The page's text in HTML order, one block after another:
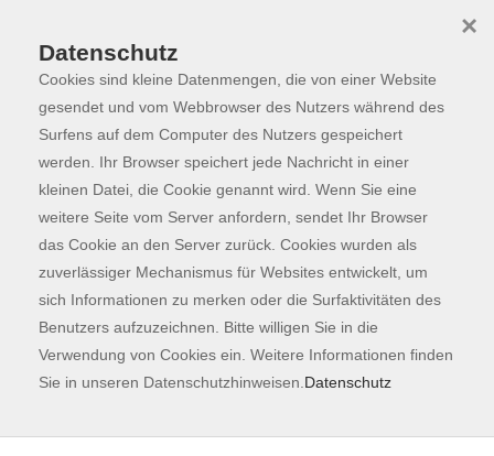
Skip to main content
Programm
Der Kurs konnte nicht gefunden werden.
Kontaktformular
Impressum
AGB
Datenschutzerklärung
Datenschutz
Cookies sind kleine Datenmengen, die von einer Website
gesendet und vom Webbrowser des Nutzers während des
Surfens auf dem Computer des Nutzers gespeichert
werden. Ihr Browser speichert jede Nachricht in einer
kleinen Datei, die Cookie genannt wird. Wenn Sie eine
weitere Seite vom Server anfordern, sendet Ihr Browser
das Cookie an den Server zurück. Cookies wurden als
zuverlässiger Mechanismus für Websites entwickelt, um
sich Informationen zu merken oder die Surfaktivitäten des
Benutzers aufzuzeichnen. Bitte willigen Sie in die
Verwendung von Cookies ein. Weitere Informationen finden
Sie in unseren Datenschutzhinweisen. Datenschutz
×